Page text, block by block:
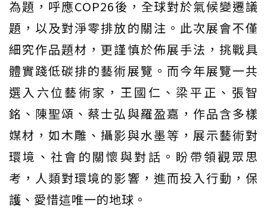
為題，呼應COP26後，全球對於氣候變遷議
題，以及對淨零排放的關注。此次展會不僅
細究作品題材，更謹慎於佈展手法，挑戰具
體實踐低碳排的藝術展覽。而今年展覽一共
選入六位藝術家，王國仁、梁平正、張智
銘、陳聖頌、蔡士弘與羅盈嘉，作品含多樣
媒材，如木雕、攝影與水墨等，展示藝術對
環境、社會的關懷與對話。盼帶領觀眾思
考，人類對環境的影響，進而投入行動，保
護、愛惜這唯一的地球。